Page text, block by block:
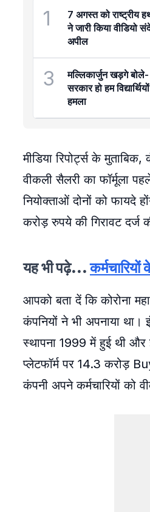
1
7 अगस्त को राष्ट्रीय
ने जारी किया वीडियो
अपील
3
मल्लिकार्जुन खड़गे बोले-
सरकार हो हम
हमला
मीडिया रिपोर्ट्स के
वीकली सैलरी का फॉर्मूला
नियोक्ताओं दोनों को फायदे
करोड़ रुपये की गिरावट
यह भी पढ़े…
आपको बता दें कि कोरोना
कंपनियों ने भी अपनाया
स्थापना 1999 में हुई थी
प्लेटफॉर्म पर 14.3 करोड़
कंपनी अपने कर्मचारियों को